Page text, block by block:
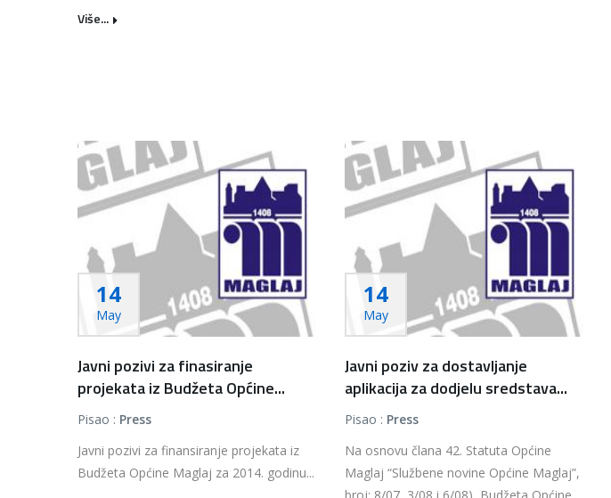
Više...
14
May
Javni pozivi za finasiranje
projekata iz Budžeta Općine...
Pisao : Press
Javni pozivi za finansiranje projekata iz
Budžeta Općine Maglaj za 2014. godinu...
14
May
Javni poziv za dostavljanje
aplikacija za dodjelu sredstava...
Pisao : Press
Na osnovu člana 42. Statuta Općine
Maglaj “Službene novine Općine Maglaj”,